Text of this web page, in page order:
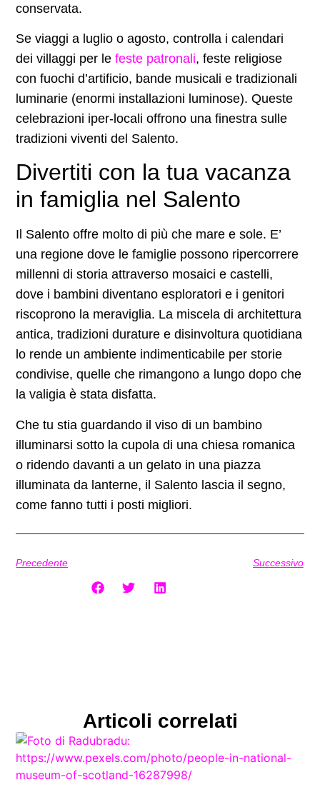
conservata.
Se viaggi a luglio o agosto, controlla i calendari
dei villaggi per lefeste patronali, feste religiose
con fuochi d’artificio, bande musicali e tradizionali
luminarie (enormi installazioni luminose). Queste
celebrazioni iper-locali offrono una finestra sulle
tradizioni viventi del Salento.
Divertiti con la tua vacanza
in famiglia nel Salento
Il Salento offre molto di più che mare e sole. E’
una regione dove le famiglie possono ripercorrere
millenni di storia attraverso mosaici e castelli,
dove i bambini diventano esploratori e i genitori
riscoprono la meraviglia. La miscela di architettura
antica, tradizioni durature e disinvoltura quotidiana
lo rende un ambiente indimenticabile per storie
condivise, quelle che rimangono a lungo dopo che
la valigia è stata disfatta.
Che tu stia guardando il viso di un bambino
illuminarsi sotto la cupola di una chiesa romanica
o ridendo davanti a un gelato in una piazza
illuminata da lanterne, il Salento lascia il segno,
come fanno tutti i posti migliori.
Precedente Successivo
Articoli correlati